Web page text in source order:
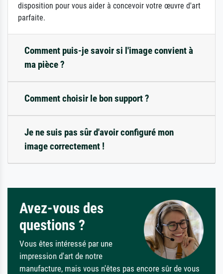
disposition pour vous aider à concevoir votre œuvre d'art
parfaite.
Comment puis-je savoir si l'image convient à
ma pièce ?
Comment choisir le bon support ?
Je ne suis pas sûr d'avoir configuré mon
image correctement !
Avez-vous des
questions ?
Vous êtes intéressé par une
impression d'art de notre
manufacture, mais vous n'êtes pas encore sûr de vous